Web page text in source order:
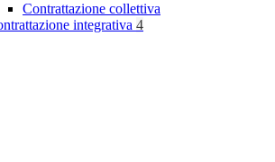
Contrattazione collettiva
integrativa 4